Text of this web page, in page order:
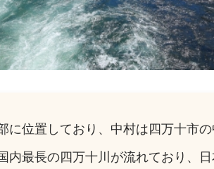
に位置しており、中村は四万十市の
内最長の四万十川が流れており、